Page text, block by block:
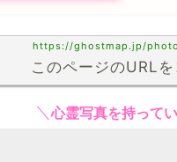
https://ghostmap.jp/
このページのURL
心霊写真を持って